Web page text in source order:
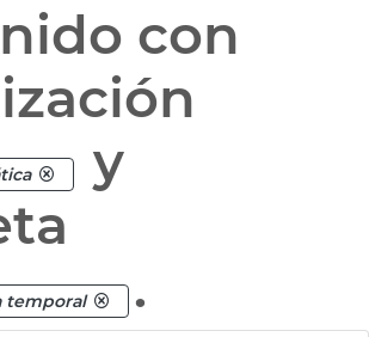
con
y
temporal .